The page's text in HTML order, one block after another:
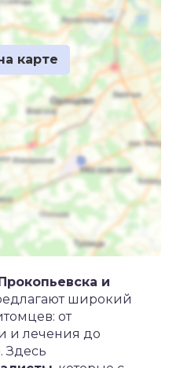
и
широкий
от
и лечения до
Здесь